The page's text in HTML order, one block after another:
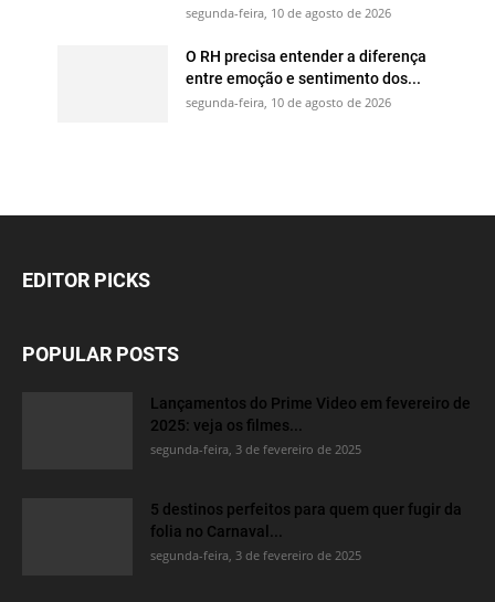
segunda-feira, 10 de agosto de 2026
O RH precisa entender a diferença
entre emoção e sentimento dos...
segunda-feira, 10 de agosto de 2026
EDITOR PICKS
POPULAR POSTS
Lançamentos do Prime Video em fevereiro de
2025: veja os filmes...
segunda-feira, 3 de fevereiro de 2025
5 destinos perfeitos para quem quer fugir da
folia no Carnaval...
segunda-feira, 3 de fevereiro de 2025